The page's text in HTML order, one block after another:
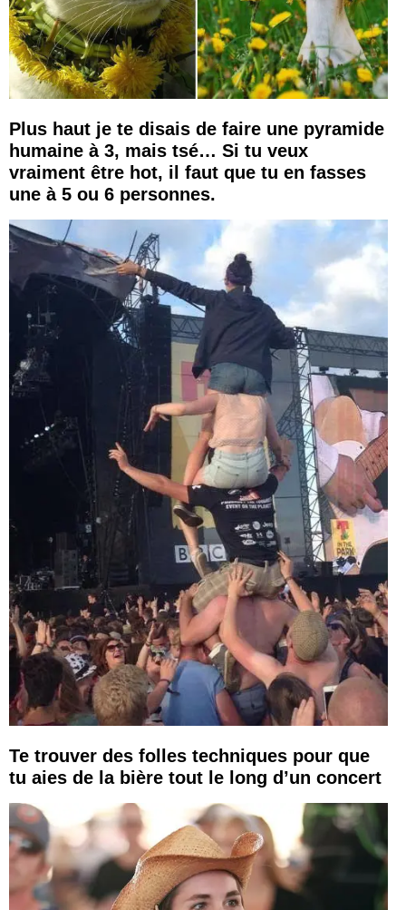
Plus haut je te disais de faire une pyramide
humaine à 3, mais tsé… Si tu veux
vraiment être hot, il faut que tu en fasses
une à 5 ou 6 personnes.
Te trouver des folles techniques pour que
tu aies de la bière tout le long d’un concert